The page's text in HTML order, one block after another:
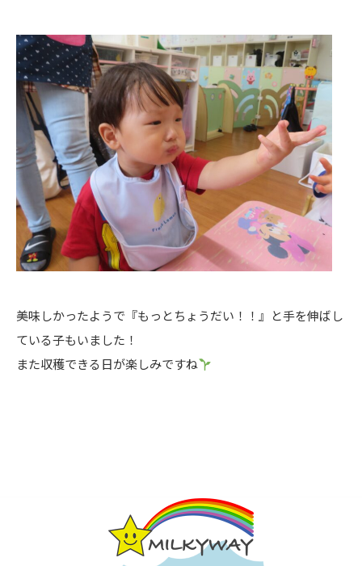
美味しかったようで『もっとちょうだい！！』と手を伸ばし
ている子もいました！
また収穫できる日が楽しみですね